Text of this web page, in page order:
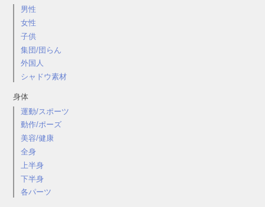
男性
女性
子供
集団/団らん
外国人
シャドウ素材
身体
運動/スポーツ
動作/ポーズ
美容/健康
全身
上半身
下半身
各パーツ